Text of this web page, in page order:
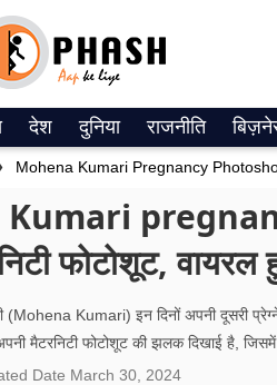
देश दुनिया राजनीति
फोटोशूट, वायरल
(Mohena Kumari) इन दिनों अपनी दूसरी
मैटरनिटी फोटोशूट की झलक दिखाई है,
Date March 30, 2024